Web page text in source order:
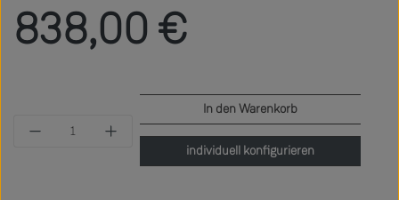
838,00 €
Produkt Anzahl: Gib den gewünschten Wert
In den Warenkorb
individuell konfigurieren